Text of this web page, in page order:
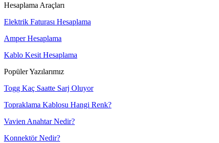
Hesaplama Araçları
Elektrik Faturası Hesaplama
Amper Hesaplama
Kablo Kesit Hesaplama
Popüler Yazılarımız
Togg Kaç Saatte Sarj Oluyor
Topraklama Kablosu Hangi Renk?
Vavien Anahtar Nedir?
Konnektör Nedir?